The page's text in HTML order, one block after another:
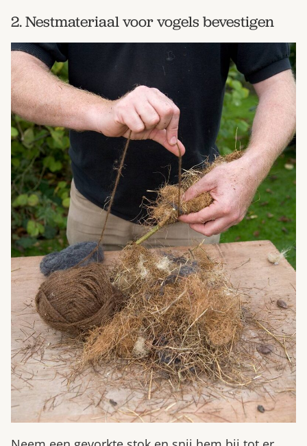
2. Nestmateriaal voor vogels bevestigen